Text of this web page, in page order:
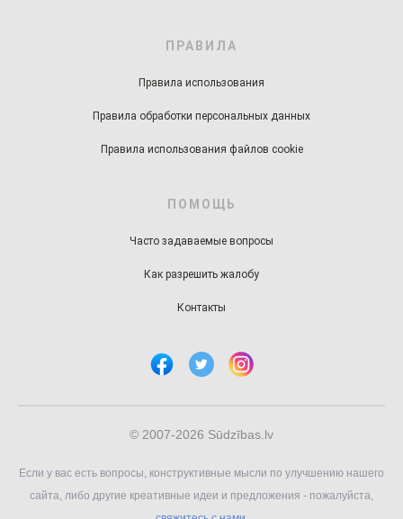
ПРАВИЛА
Правила использования
Правила обработки персональных данных
Правила использования файлов cookie
ПОМОЩЬ
Часто задаваемые вопросы
Как разрешить жалобу
Контакты
© 2007-2026 Sūdzības.lv
Если у вас есть вопросы, конструктивные мысли по улучшению нашего
сайта, либо другие креативные идеи и предложения - пожалуйста,